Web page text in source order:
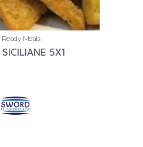
Ready Meals
5X1